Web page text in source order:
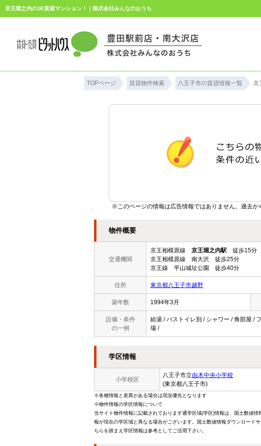
京王堀之内の1K賃貸マンション！｜株式会社みんなのおうち
TOPページ 賃貸物件検索 八王子市の賃貸情報一覧 京
※このページの情報は広告情報ではありません。過去か
物件概要
交通機関
京王相模原線 京王堀之内駅 徒歩15分
京王相模原線 南大沢 徒歩25分
京王線 平山城址公園 徒歩40分
住所 東京都八王子市越野
築年数 1994年3月
設備・条件
の一例
給湯 / バストイレ別 / シャワー / 角部屋 /
場 /
学区情報
小学校区
八王子市立由木中央小学校
(東京都八王子市)
※各種情報と差異がある場合は現況優先となります
※物件情報の学区情報について
当サイト物件情報に記載されております通学区域(学区)情報は、国土数値
報が現在の学区域と異なる場合がございます。国土数値情報ダウンロード
ちらを踏まえ学区情報は参考としてご活用下さい。